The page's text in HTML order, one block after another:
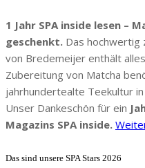
1 Jahr SPA inside lesen –
geschenkt. Das hochwertig
von Bredemeijer enthält
Zubereitung von Matcha
jahrhundertealte Teekultur
Unser Dankeschön für ein
Magazins SPA inside.
Das sind unsere SPA Stars 2026